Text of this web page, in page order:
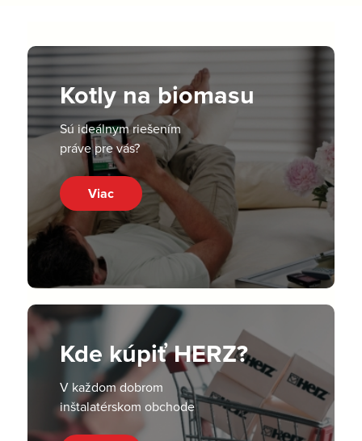
Kotly na biomasu
Sú ideálnym riešením
práve pre vás?
Viac
Kde kúpiť HERZ?
V každom dobrom
inštalatérskom obchode